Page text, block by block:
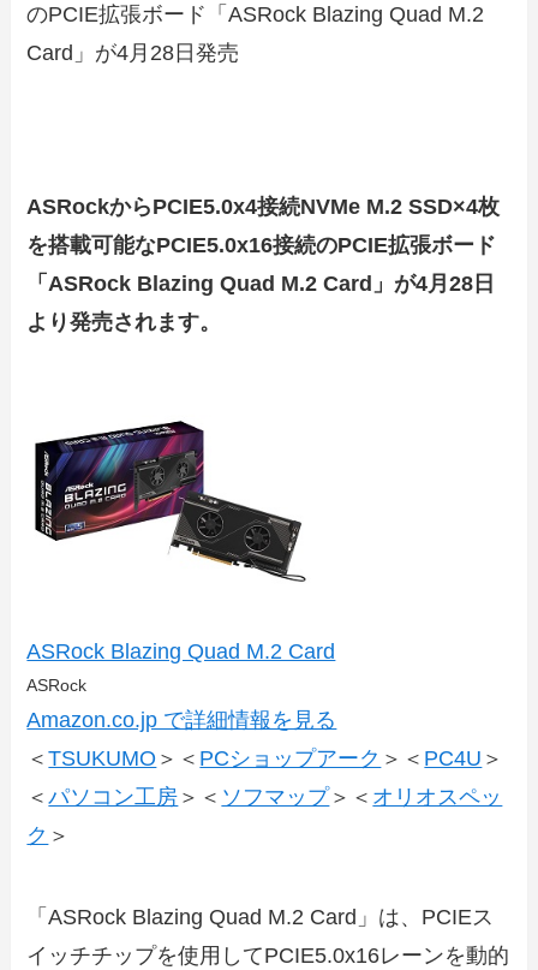
のPCIE拡張ボード「ASRock Blazing Quad M.2
Card」が4月28日発売
ASRockからPCIE5.0x4接続NVMe M.2 SSD×4枚
を搭載可能なPCIE5.0x16接続のPCIE拡張ボード
「ASRock Blazing Quad M.2 Card」が4月28日
より発売されます。
ASRock Blazing Quad M.2 Card
ASRock
Amazon.co.jp で詳細情報を見る
＜TSUKUMO ＞＜ PCショップアーク ＞＜ PC4U ＞
＜パソコン工房 ＞＜ ソフマップ＞＜ オリオスペッ
ク ＞
「ASRock Blazing Quad M.2 Card」は、PCIEス
イッチチップを使用してPCIE5.0x16レーンを動的